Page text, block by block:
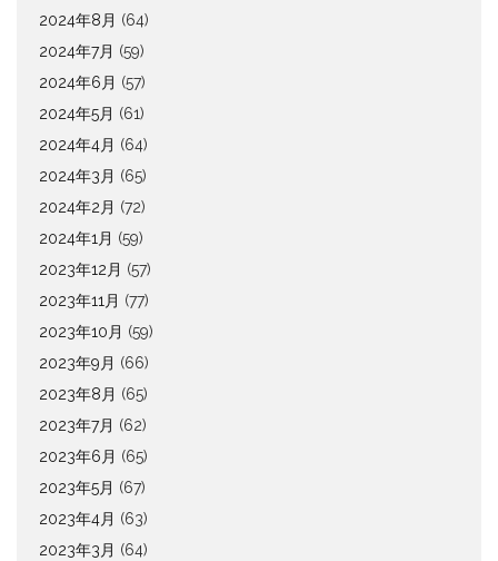
2024年8月 (64)
2024年7月 (59)
2024年6月 (57)
2024年5月 (61)
2024年4月 (64)
2024年3月 (65)
2024年2月 (72)
2024年1月 (59)
2023年12月 (57)
2023年11月 (77)
2023年10月 (59)
2023年9月 (66)
2023年8月 (65)
2023年7月 (62)
2023年6月 (65)
2023年5月 (67)
2023年4月 (63)
2023年3月 (64)